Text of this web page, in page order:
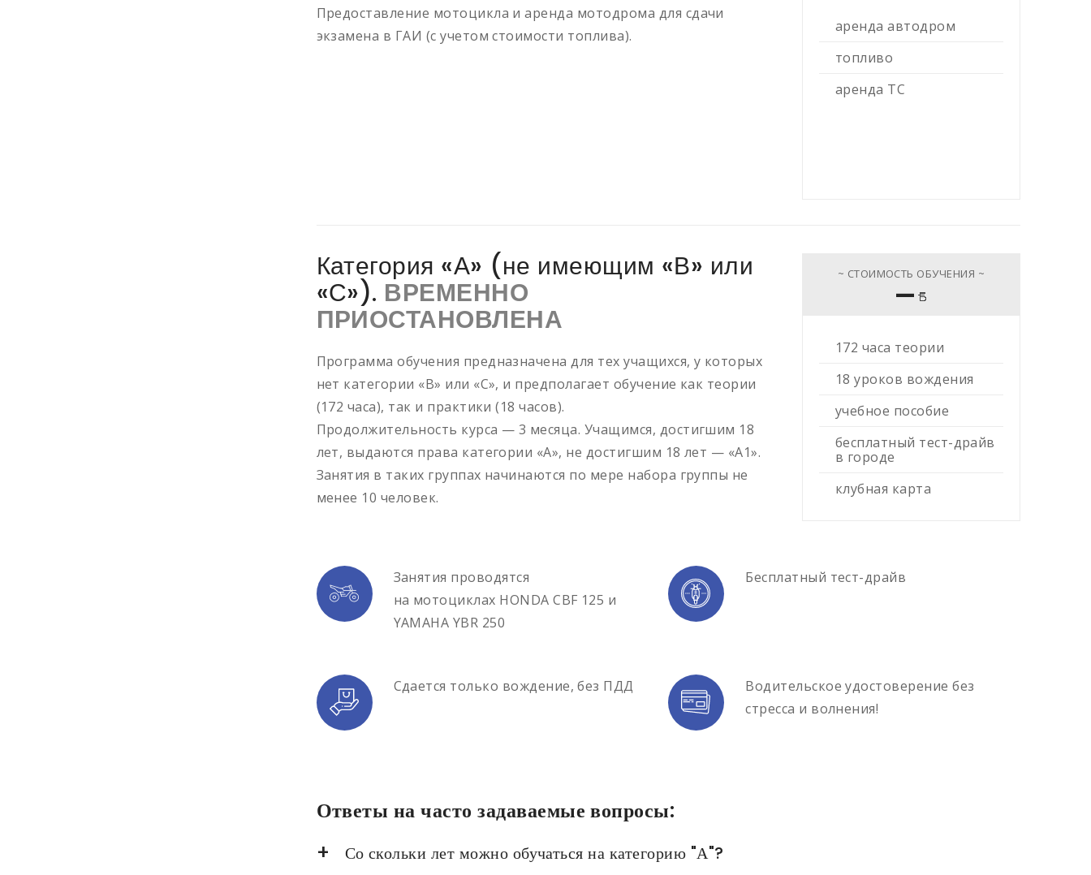
Предоставление мотоцикла и аренда мотодрома для сдачи
экзамена в ГАИ (с учетом стоимости топлива).
аренда автодром
топливо
аренда ТС
Категория «А» (не имеющим «В» или
«С»). ВРЕМЕННО
ПРИОСТАНОВЛЕНА
Программа обучения предназначена для тех учащихся, у которых
нет категории «В» или «С», и предполагает обучение как теории
(172 часа), так и практики (18 часов).
Продолжительность курса — 3 месяца. Учащимся, достигшим 18
лет, выдаются права категории «А», не достигшим 18 лет — «А1».
Занятия в таких группах начинаются по мере набора группы не
менее 10 человек.
~ СТОИМОСТЬ ОБУЧЕНИЯ ~
—
172 часа теории
18 уроков вождения
учебное пособие
бесплатный тест-драйв
в городе
клубная карта
Занятия проводятся
на мотоциклах HONDA CВF 125 и
YAMAHA YBR 250
Бесплатный тест-драйв
Сдается только вождение, без ПДД
Водительское удостоверение без
стресса и волнения!
Ответы на часто задаваемые вопросы:
Со скольки лет можно обучаться на категорию "А"?